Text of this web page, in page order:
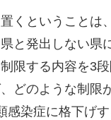
くということは
と発出しない県
限する内容を3
どのような制限
感染症に格下げ